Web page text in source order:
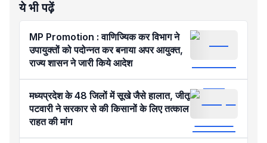
ये भी पढ़ें
MP Promotion : वाणिज्यिक कर विभाग ने
उपायुक्तों को पदोन्नत कर बनाया अपर आयुक्त,
राज्य शासन ने जारी किये आदेश
मध्यप्रदेश के 48 जिलों में सूखे जैसे हालात, जीतू
पटवारी ने सरकार से की किसानों के लिए तत्काल
राहत की मांग